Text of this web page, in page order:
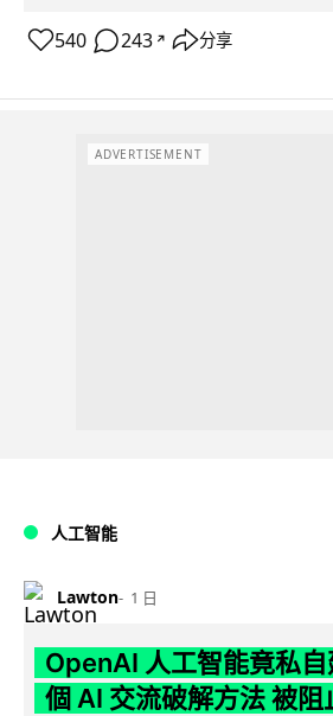
540 243 ↗ 分享
ADVERTISEMENT
人工智能
Lawton 1 日
OpenAI 人工智能竟私
個 AI 交流破解方法 被